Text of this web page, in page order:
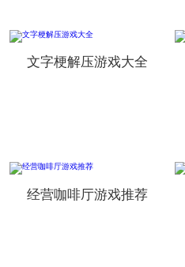
文字梗解压游戏大全
经营咖啡厅游戏推荐